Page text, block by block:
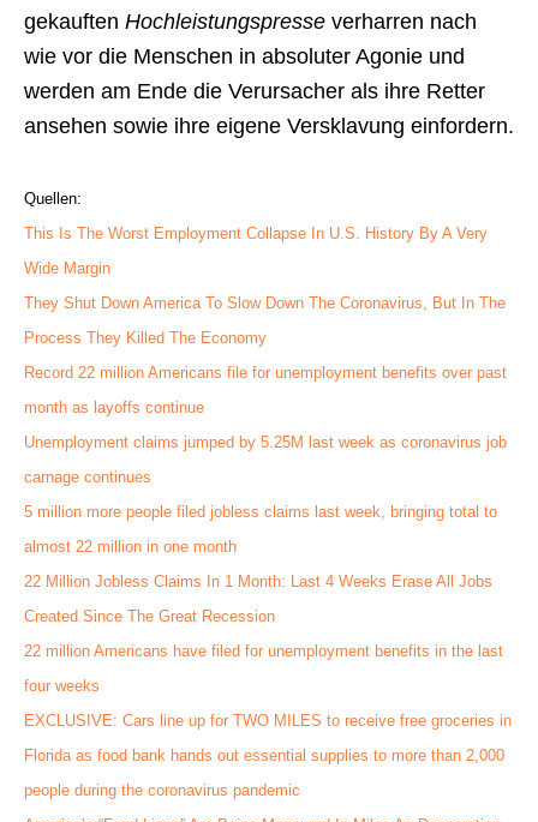
gekauften Hochleistungspresse verharren nach
wie vor die Menschen in absoluter Agonie und
werden am Ende die Verursacher als ihre Retter
ansehen sowie ihre eigene Versklavung einfordern.
Quellen:
This Is The Worst Employment Collapse In U.S. History By A Very
Wide Margin
They Shut Down America To Slow Down The Coronavirus, But In The
Process They Killed The Economy
Record 22 million Americans file for unemployment benefits over past
month as layoffs continue
Unemployment claims jumped by 5.25M last week as coronavirus job
carnage continues
5 million more people filed jobless claims last week, bringing total to
almost 22 million in one month
22 Million Jobless Claims In 1 Month: Last 4 Weeks Erase All Jobs
Created Since The Great Recession
22 million Americans have filed for unemployment benefits in the last
four weeks
EXCLUSIVE: Cars line up for TWO MILES to receive free groceries in
Florida as food bank hands out essential supplies to more than 2,000
people during the coronavirus pandemic